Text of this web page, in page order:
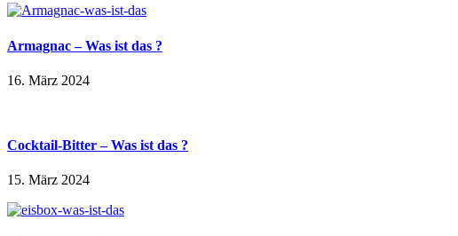
Armagnac – Was ist das ?
16. März 2024
Cocktail-Bitter – Was ist das ?
15. März 2024